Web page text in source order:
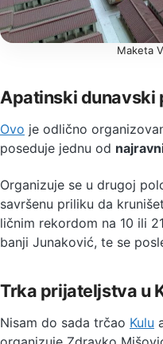
Maketa
Apatinski dunavski
Ovo je odlično
poseduje jednu od
Organizuje se u drugoj
savršenu priliku da
ličnim rekordom na 10 ili
banji Junaković, te se
Trka prijateljstva u
Nisam do sada trčao Kulu